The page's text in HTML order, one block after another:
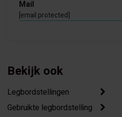
Mail
[email protected]
Bekijk ook
Legbordstellingen
Gebruikte legbordstelling